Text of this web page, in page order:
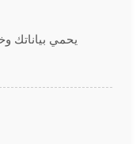
يحمي بياناتك